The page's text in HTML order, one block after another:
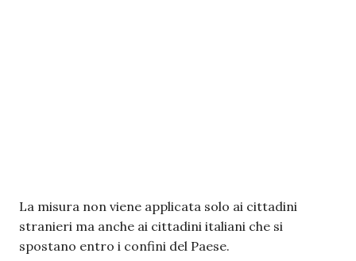
La misura non viene applicata solo ai cittadini
stranieri ma anche ai cittadini italiani che si
spostano entro i confini del Paese.